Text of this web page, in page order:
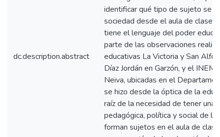
dc.description.abstract
identificar qué tipo de sujeto se
sociedad desde el aula de clase
tiene el lenguaje del poder
parte de las observaciones
educativas La Victoria y San
Díaz Jordán en Garzón, y el
Neiva, ubicadas en el
se hizo desde la óptica de la
raíz de la necesidad de tener una
pedagógica, política y social de
forman sujetos en el aula de